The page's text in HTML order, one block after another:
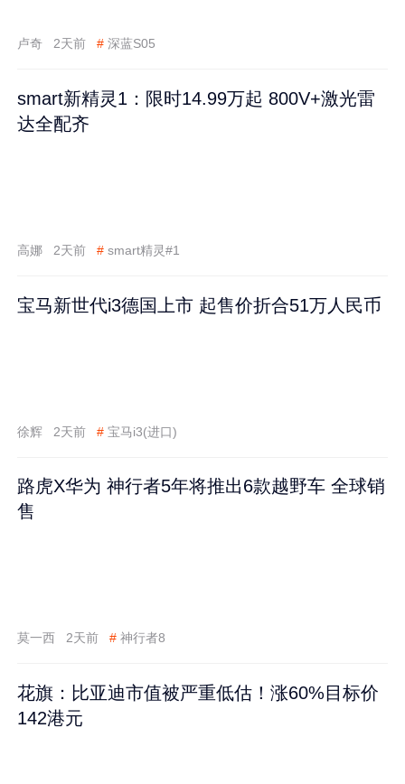
卢奇 2天前 # 深蓝S05
smart新精灵1：限时14.99万起 800V+激光雷
达全配齐
高娜 2天前 # smart精灵#1
宝马新世代i3德国上市 起售价折合51万人民币
徐辉 2天前 # 宝马i3(进口)
路虎X华为 神行者5年将推出6款越野车 全球销
售
莫一西 2天前 # 神行者8
花旗：比亚迪市值被严重低估！涨60%目标价
142港元